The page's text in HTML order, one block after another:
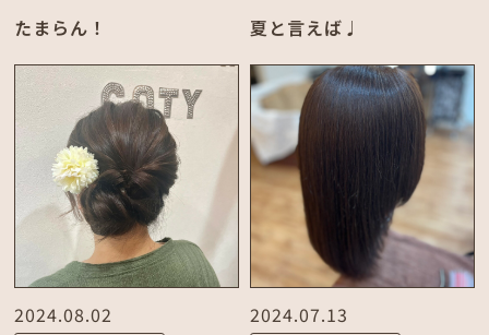
たまらん！ 夏と言えば♩
2024.08.02 2024.07.13